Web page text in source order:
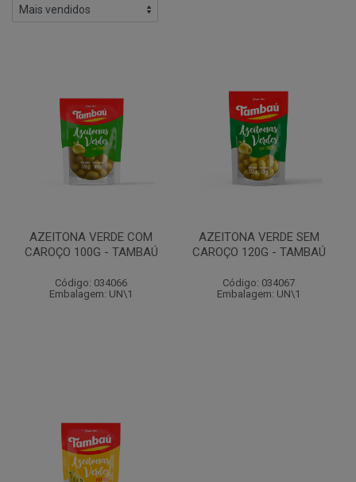
AZEITONA VERDE COM
CAROÇO 100G - TAMBAÚ
Código: 034066
Embalagem: UN\1
AZEITONA VERDE SEM
CAROÇO 120G - TAMBAÚ
Código: 034067
Embalagem: UN\1